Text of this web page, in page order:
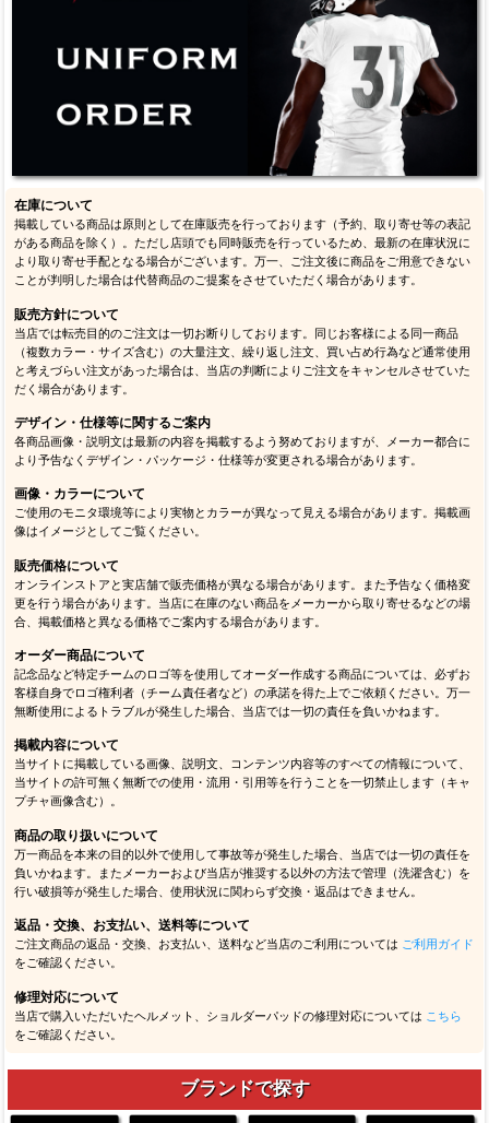
在庫について
掲載している商品は原則として在庫販売を行っております（予約、取り寄せ等の表記
がある商品を除く）。ただし店頭でも同時販売を行っているため、最新の在庫状況に
より取り寄せ手配となる場合がございます。万一、ご注文後に商品をご用意できない
ことが判明した場合は代替商品のご提案をさせていただく場合があります。
販売方針について
当店では転売目的のご注文は一切お断りしております。同じお客様による同一商品
（複数カラー・サイズ含む）の大量注文、繰り返し注文、買い占め行為など通常使用
と考えづらい注文があった場合は、当店の判断によりご注文をキャンセルさせていた
だく場合があります。
デザイン・仕様等に関するご案内
各商品画像・説明文は最新の内容を掲載するよう努めておりますが、メーカー都合に
より予告なくデザイン・パッケージ・仕様等が変更される場合があります。
画像・カラーについて
ご使用のモニタ環境等により実物とカラーが異なって見える場合があります。掲載画
像はイメージとしてご覧ください。
販売価格について
オンラインストアと実店舗で販売価格が異なる場合があります。また予告なく価格変
更を行う場合があります。当店に在庫のない商品をメーカーから取り寄せるなどの場
合、掲載価格と異なる価格でご案内する場合があります。
オーダー商品について
記念品など特定チームのロゴ等を使用してオーダー作成する商品については、必ずお
客様自身でロゴ権利者（チーム責任者など）の承諾を得た上でご依頼ください。万一
無断使用によるトラブルが発生した場合、当店では一切の責任を負いかねます。
掲載内容について
当サイトに掲載している画像、説明文、コンテンツ内容等のすべての情報について、
当サイトの許可無く無断での使用・流用・引用等を行うことを一切禁止します（キャ
プチャ画像含む）。
商品の取り扱いについて
万一商品を本来の目的以外で使用して事故等が発生した場合、当店では一切の責任を
負いかねます。またメーカーおよび当店が推奨する以外の方法で管理（洗濯含む）を
行い破損等が発生した場合、使用状況に関わらず交換・返品はできません。
返品・交換、お支払い、送料等について
ご注文商品の返品・交換、お支払い、送料など当店のご利用については ご利用ガイド
をご確認ください。
修理対応について
当店で購入いただいたヘルメット、ショルダーパッドの修理対応については こちら
をご確認ください。
ブランドで探す